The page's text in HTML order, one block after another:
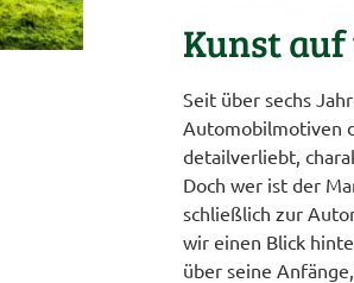
Kunst
Seit über sechs
Automobilmotiven
detailverliebt,
Doch wer ist der
schließlich zur
wir einen Blick
über seine